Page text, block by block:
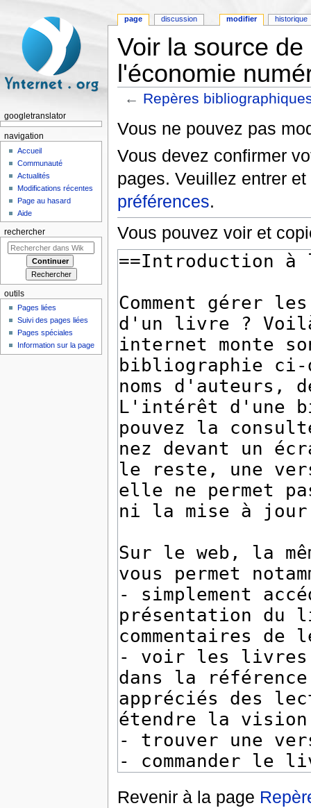
Voir la source
l'économie
← Repères
Vous ne pouvez pas
Vous devez confirmer
pages. Veuillez entrer
préférences.
Vous pouvez voir et
Revenir à la page
page discussion modifier historique
googletranslator
navigation
Accueil
Communauté
Actualités
Modifications récentes
Page au hasard
Aide
rechercher
outils
Pages liées
Suivi des pages liées
Pages spéciales
Information sur la page